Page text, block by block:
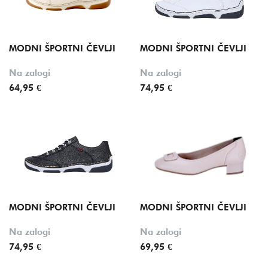
MODNI ŠPORTNI ČEVLJI
Na zalogi
64,95 €
MODNI ŠPORTNI ČEVLJI
Na zalogi
74,95 €
MODNI ŠPORTNI ČEVLJI
Na zalogi
74,95 €
MODNI ŠPORTNI ČEVLJI
Na zalogi
69,95 €